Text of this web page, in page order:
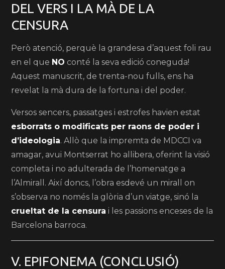
DEL VERS I LA MÀ DE LA
CENSURA
Però atenció, perquè la grandesa d’aquest foli rau
en el que NO conté la seva edició coneguda!
Aquest manuscrit, de trenta-nou fulls, ens ha
revelat la mà dura de la fortuna i del poder.
Versos sencers, passatges i estrofes havien estat
esborrats o modificats per raons de poder i
d’ideologia. Allò que la impremta de MDCCI va
amagar, avui Montserrat ho allibera, oferint la visió
completa i no adulterada de l’homenatge a
l’Almirall. Així doncs, l’obra esdevé un mirall on
s’observa no només la glòria d’un viatge, sinó la
crueltat de la censura i les passions enceses de la
Barcelona barroca.
V. EPIFONEMA (CONCLUSIÓ)